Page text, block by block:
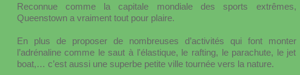
Reconnue comme la capitale mondiale des sports extrêmes,
Queenstown a vraiment tout pour plaire.
En plus de proposer de nombreuses d’activités qui font monter
l’adrénaline comme le saut à l'élastique, le rafting, le parachute, le jet
boat,… c’est aussi une superbe petite ville tournée vers la nature.